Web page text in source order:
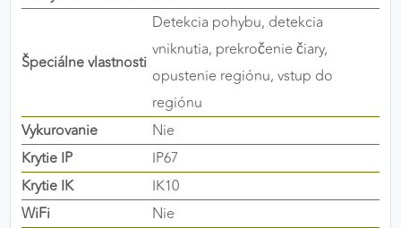
Špeciálne vlastnosti
Detekcia pohybu, detekcia
vniknutia, prekročenie čiary,
opustenie regiónu, vstup do
regiónu
Vykurovanie
Nie
Krytie IP
IP67
Krytie IK
IK10
WiFi
Nie